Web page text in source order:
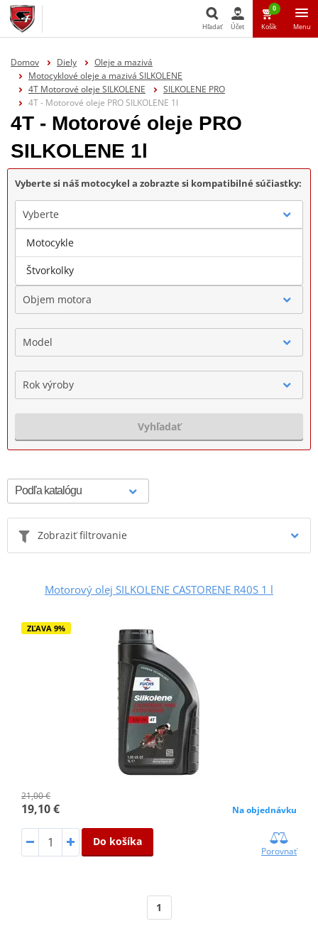
Hľadať Účet
0
Košík Menu
Domov Diely
Oleje a mazivá
Motocyklové oleje a mazivá SILKOLENE
4T Motorové oleje SILKOLENE
SILKOLENE PRO
4T - Motorové oleje PRO SILKOLENE 1l
4T - Motorové oleje PRO
SILKOLENE 1l
Vyberte si náš motocykel a zobrazte si kompatibilné súčiastky:
Vyberte
Značka
Objem motora
Model
Rok výroby
Vyhľadať
Zobraziť filtrovanie
Motorový olej SILKOLENE CASTORENE R40S 1 l
ZĽAVA 9%
21,00 €
19,10 € Na objednávku
Do košíka
Porovnať
1
Motocykle
Štvorkolky